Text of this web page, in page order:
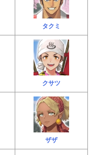
タクミ
クサツ
ザザ